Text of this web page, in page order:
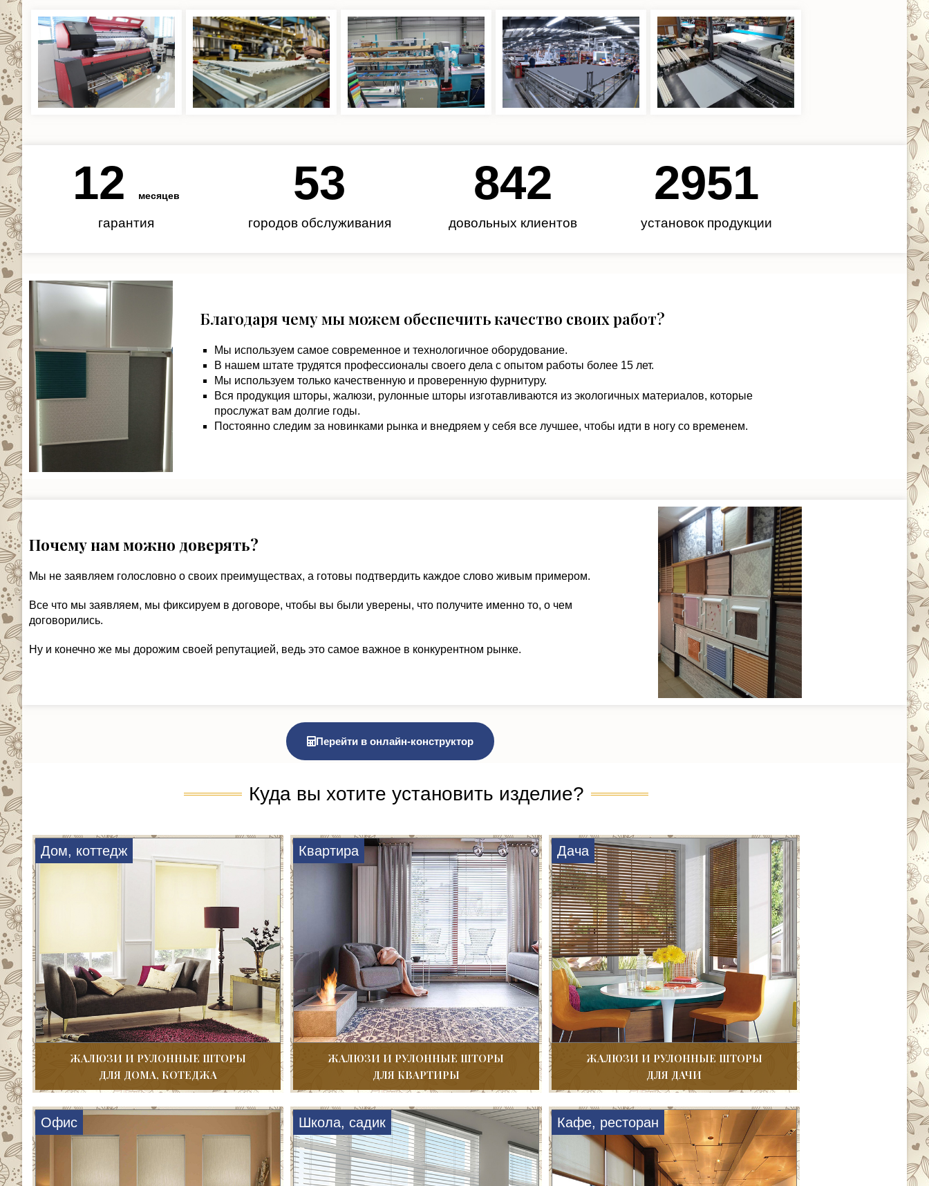
гарантия
12 месяцев
городов обслуживания
62
довольных клиентов
985
установок продукции
3450
Благодаря чему мы можем обеспечить качество своих работ?
Мы используем самое современное и технологичное оборудование.
В нашем штате трудятся профессионалы своего дела с опытом работы более 15 лет.
Мы используем только качественную и проверенную фурнитуру.
Вся продукция шторы, жалюзи, рулонные шторы изготавливаются из экологичных материалов, которые
прослужат вам долгие годы.
Постоянно следим за новинками рынка и внедряем у себя все лучшее, чтобы идти в ногу со временем.
Почему нам можно доверять?
Мы не заявляем голословно о своих преимуществах, а готовы подтвердить каждое слово живым примером.
Все что мы заявляем, мы фиксируем в договоре, чтобы вы были уверены, что получите именно то, о чем
договорились.
Ну и конечно же мы дорожим своей репутацией, ведь это самое важное в конкурентном рынке.
Перейти в онлайн-конструктор
Куда вы хотите установить изделие?
Дом, коттедж
ЖАЛЮЗИ И РУЛОННЫЕ ШТОРЫ
ДЛЯ ДОМА, КОТЕДЖА
Квартира
ЖАЛЮЗИ И РУЛОННЫЕ ШТОРЫ
ДЛЯ КВАРТИРЫ
Дача
ЖАЛЮЗИ И РУЛОННЫЕ ШТОРЫ
ДЛЯ ДАЧИ
Офис Школа, садик Кафе, ресторан